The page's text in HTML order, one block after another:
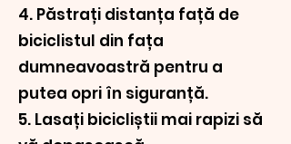
4. Păstrați distanța față de
biciclistul din fața
dumneavoastră pentru a
putea opri în siguranță.
5. Lasați bicicliștii mai rapizi să